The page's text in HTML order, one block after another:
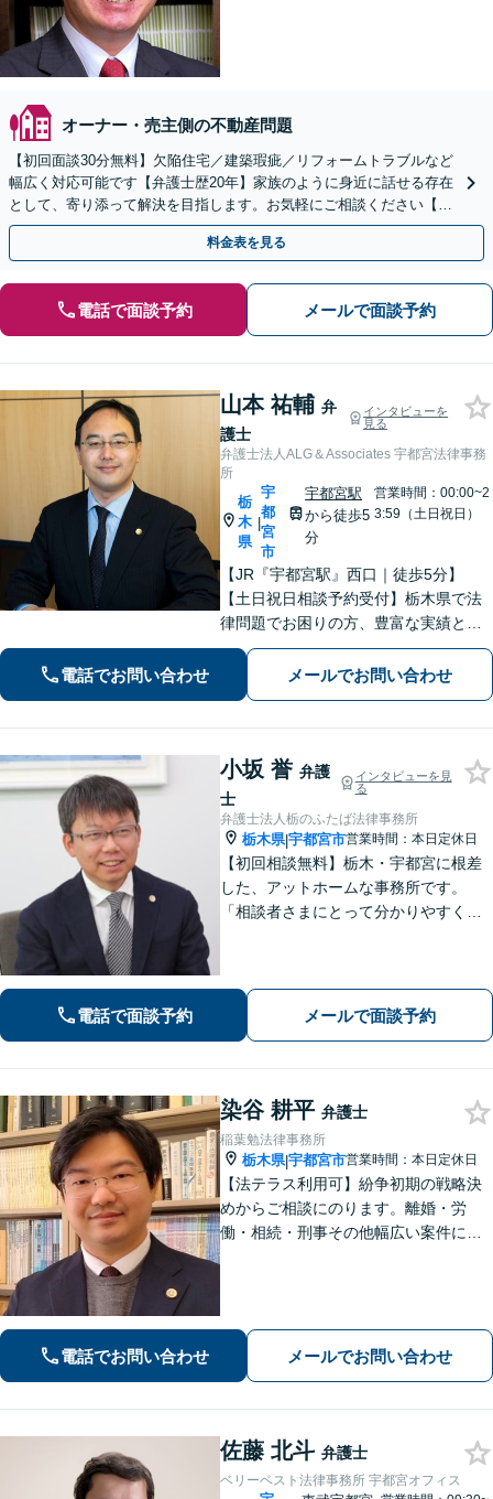
オーナー・売主側の不動産問題
【初回面談30分無料】欠陥住宅／建築瑕疵／リフォームトラブルなど
幅広く対応可能です【弁護士歴20年】家族のように身近に話せる存在
として、寄り添って解決を目指します。お気軽にご相談ください【池
袋駅5分】
料金表を見る
電話で面談予約 メールで面談予約
山本 祐輔 弁
護士
インタビューを
見る
弁護士法人ALG＆Associates 宇都宮法律事務
所
栃
木
県
|
宇
都
宮
市
宇都宮駅
から徒歩5
分
営業時間：00:00~2
3:59（土日祝日）
【JR『宇都宮駅』西口｜徒歩5分】
【土日祝日相談予約受付】栃木県で法
律問題でお困りの方、豊富な実績と専
門性を持つ弁護士が、ともに解決を目
指します。どうぞお気軽にご相談くだ
さい。
電話でお問い合わせ メールでお問い合わせ
小坂 誉 弁護
士
インタビューを見
る
弁護士法人栃のふたば法律事務所
栃木県|宇都宮市営業時間：本日定休日
【初回相談無料】栃木・宇都宮に根差
した、アットホームな事務所です。
「相談者さまにとって分かりやすく説
気軽にご相談ください【無料駐車場あ
り】
電話で面談予約 メールで面談予約
染谷 耕平 弁護士
稲葉勉法律事務所
栃木県|宇都宮市営業時間：本日定休日
【法テラス利用可】紛争初期の戦略決
めからご相談にのります。離婚・労
働・相続・刑事その他幅広い案件につ
電話でお問い合わせ メールでお問い合わせ
佐藤 北斗 弁護士
ベリーベスト法律事務所 宇都宮オフィス